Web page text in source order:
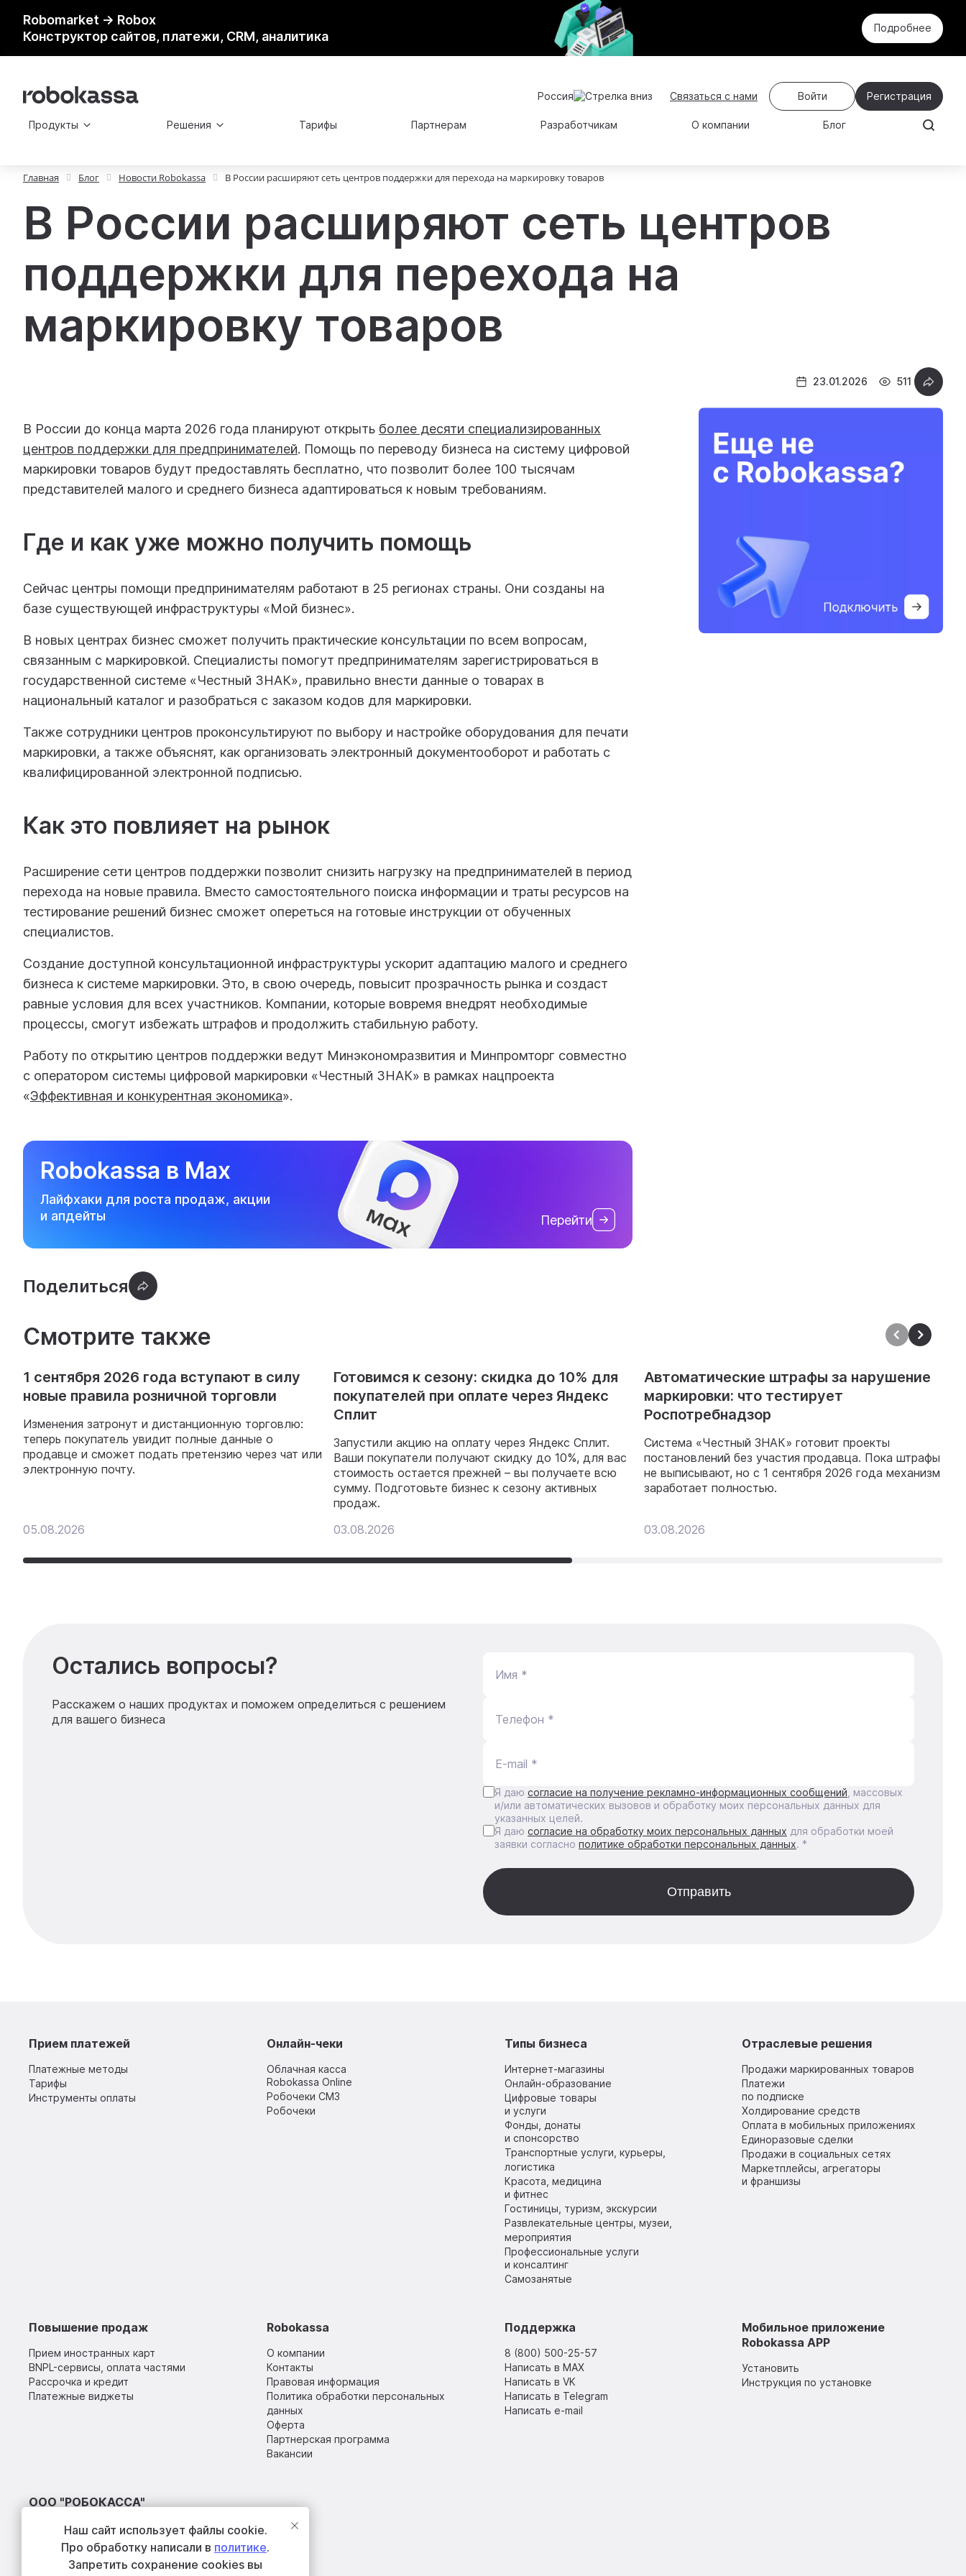
Robomarket → Robox
Конструктор сайтов, платежи, CRM, аналитика
Подробнее
Россия Связаться с нами Войти Регистрация
Продукты Решения Тарифы Партнерам Разработчикам О компании Блог
Главная Блог Новости Robokassa В России расширяют сеть центров поддержки для перехода на маркировку товаров
В России расширяют сеть центров
поддержки для перехода на
маркировку товаров
23.01.2026 511
В России до конца марта 2026 года планируют открыть более десяти специализированных
центров поддержки для предпринимателей. Помощь по переводу бизнеса на систему цифровой
маркировки товаров будут предоставлять бесплатно, что позволит более 100 тысячам
представителей малого и среднего бизнеса адаптироваться к новым требованиям.
Где и как уже можно получить помощь
Сейчас центры помощи предпринимателям работают в 25 регионах страны. Они созданы на
базе существующей инфраструктуры «Мой бизнес».
В новых центрах бизнес сможет получить практические консультации по всем вопросам,
связанным с маркировкой. Специалисты помогут предпринимателям зарегистрироваться в
государственной системе «Честный ЗНАК», правильно внести данные о товарах в
национальный каталог и разобраться с заказом кодов для маркировки.
Также сотрудники центров проконсультируют по выбору и настройке оборудования для печати
маркировки, а также объяснят, как организовать электронный документооборот и работать с
квалифицированной электронной подписью.
Как это повлияет на рынок
Расширение сети центров поддержки позволит снизить нагрузку на предпринимателей в период
перехода на новые правила. Вместо самостоятельного поиска информации и траты ресурсов на
тестирование решений бизнес сможет опереться на готовые инструкции от обученных
специалистов.
Создание доступной консультационной инфраструктуры ускорит адаптацию малого и среднего
бизнеса к системе маркировки. Это, в свою очередь, повысит прозрачность рынка и создаст
равные условия для всех участников. Компании, которые вовремя внедрят необходимые
процессы, смогут избежать штрафов и продолжить стабильную работу.
Работу по открытию центров поддержки ведут Минэкономразвития и Минпромторг совместно
с оператором системы цифровой маркировки «Честный ЗНАК» в рамках нацпроекта
«Эффективная и конкурентная экономика».
Robokassa в Max
Лайфхаки для роста продаж, акции
и апдейты
Перейти
Смотрите также
1 сентября 2026 года вступают в силу
новые правила розничной торговли
Изменения затронут и дистанционную торговлю:
теперь покупатель увидит полные данные о
продавце и сможет подать претензию через чат или
электронную почту.
05.08.2026
Готовимся к сезону: скидка до 10% для
покупателей при оплате через Яндекс
Сплит
Запустили акцию на оплату через Яндекс Сплит.
Ваши покупатели получают скидку до 10%, для вас
стоимость остается прежней – вы получаете всю
сумму. Подготовьте бизнес к сезону активных
продаж.
03.08.2026
Автоматические штрафы за нарушение
маркировки: что тестирует
Роспотребнадзор
Система «Честный ЗНАК» готовит проекты
постановлений без участия продавца. Пока штрафы
не выписывают, но с 1 сентября 2026 года механизм
заработает полностью.
03.08.2026
Остались вопросы?
Расскажем о наших продуктах и поможем определиться с решением
для вашего бизнеса
Имя *
Телефон *
E-mail *
Я даю согласие на получение рекламно-информационных сообщений , массовых
и/или автоматических вызовов и обработку моих персональных данных для
указанных целей.
Я даю согласие на обработку моих персональных данных для обработки моей
заявки согласно политике обработки персональных данных. *
Прием платежей
Платежные методы
Тарифы
Инструменты оплаты
Онлайн-чеки
Облачная касса
Robokassa Online
Робочеки СМЗ
Робочеки
Типы бизнеса
Интернет-магазины
Онлайн-образование
Цифровые товары
и услуги
Фонды, донаты
и спонсорство
Транспортные услуги, курьеры,
логистика
Красота, медицина
и фитнес
Гостиницы, туризм, экскурсии
Развлекательные центры, музеи,
мероприятия
Профессиональные услуги
и консалтинг
Самозанятые
Отраслевые решения
Продажи маркированных товаров
Платежи
по подписке
Холдирование средств
Оплата в мобильных приложениях
Единоразовые сделки
Продажи в социальных сетях
Маркетплейсы, агрегаторы
и франшизы
Повышение продаж
Прием иностранных карт
BNPL-сервисы, оплата частями
Рассрочка и кредит
Платежные виджеты
Robokassa
О компании
Контакты
Правовая информация
Политика обработки персональных
данных
Оферта
Партнерская программа
Вакансии
Поддержка
8 (800) 500-25-57
Написать в MAX
Написать в VK
Написать в Telegram
Написать e-mail
Мобильное приложение
Robokassa APP
Установить
Инструкция по установке
ООО "РОБОКАССА"
ОГРН: 1055009302215
ИНН/КПП: 5047063929/771601001
Адрес: 115054, г. Москва, Стремянный
Наш сайт использует файлы cookie.
Про обработку написали в политике.
Запретить сохранение cookies вы